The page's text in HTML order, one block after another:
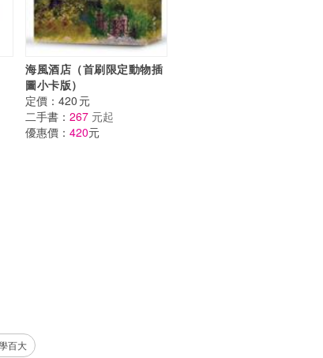
海風酒店（首刷限定動物插
圖小卡版）
定價： 420 元
二手書： 267 元起
優惠價： 420元
百大